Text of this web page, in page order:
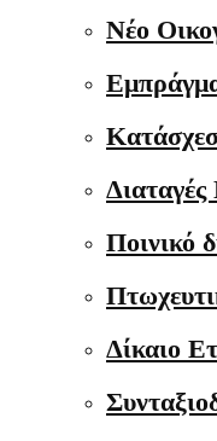
Νέο
Ποινικό
Δίκαιο